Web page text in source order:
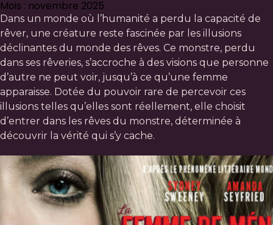
Mois : novembre 2025
Dans un monde où l’humanité a perdu la capacité de
rêver, une créature reste fascinée par les illusions
déclinantes du monde des rêves. Ce monstre, perdu
dans ses rêveries, s’accroche à des visions que personne
d’autre ne peut voir, jusqu’à ce qu’une femme
apparaisse. Dotée du pouvoir rare de percevoir ces
illusions telles qu’elles sont réellement, elle choisit
d’entrer dans les rêves du monstre, déterminée à
découvrir la vérité qui s’y cache.